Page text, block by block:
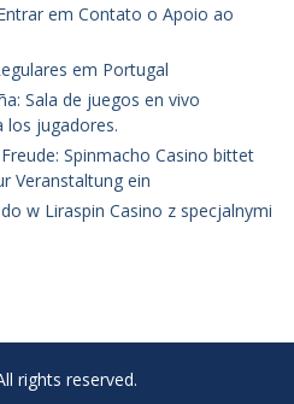
em Contato o Apoio ao
em Portugal
Sala de juegos en vivo
los jugadores.
Spinmacho Casino bittet
Veranstaltung ein
w Liraspin Casino z specjalnymi
rights reserved.